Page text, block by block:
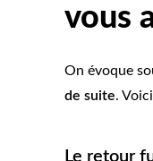
vous
On évoque
de suite.
Le retour